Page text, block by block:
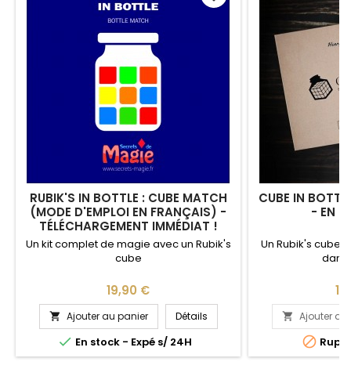
RUBIK'S IN BOTTLE : CUBE MATCH
(MODE D'EMPLOI EN FRANÇAIS) -
TÉLÉCHARGEMENT IMMÉDIAT !
Un kit complet de magie avec un Rubik's
cube
Prix
19,90 €
 Ajouter au panier Détails
 En stock - Expé s/ 24H
CUBE IN
- EN
Un Rubik's cube
dans
 Ajouter au
